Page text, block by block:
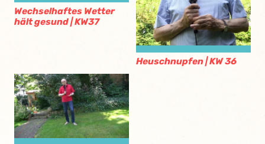
Wechselhaftes Wetter
hält gesund | KW37
Heuschnupfen | KW 36